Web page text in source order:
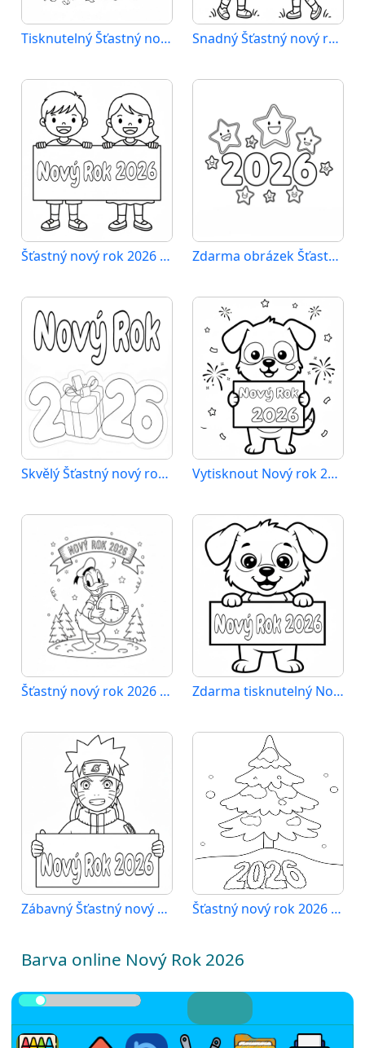
Tisknutelný Šťastný nový rok 2026 Snadný Šťastný nový rok 2026
Šťastný nový rok 2026 sváteční Zdarma obrázek Šťastný nový rok 2026
Skvělý Šťastný nový rok 2026 Vytisknout Nový rok 2026
Šťastný nový rok 2026 jako dárek Zdarma tisknutelný Nový rok 2026
Zábavný Šťastný nový rok 2026 Šťastný nový rok 2026 tisknutelný pro děti
Barva online Nový Rok 2026